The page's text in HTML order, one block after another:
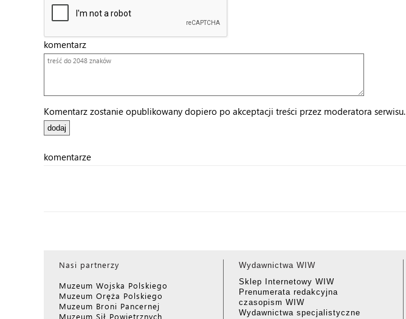
komentarz
Komentarz zostanie opublikowany dopiero po akceptacji treści przez moderatora serwisu.
komentarze
Nasi partnerzy
Muzeum Wojska Polskiego
Muzeum Oręża Polskiego
Muzeum Broni Pancernej
Muzeum Sił Powietrznych
Wydawnictwa WIW
Sklep Internetowy WIW
Prenumerata redakcyjna
czasopism WIW
Wydawnictwa specjalistyczne